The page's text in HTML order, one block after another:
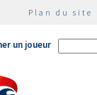
Plan du site
un joueur